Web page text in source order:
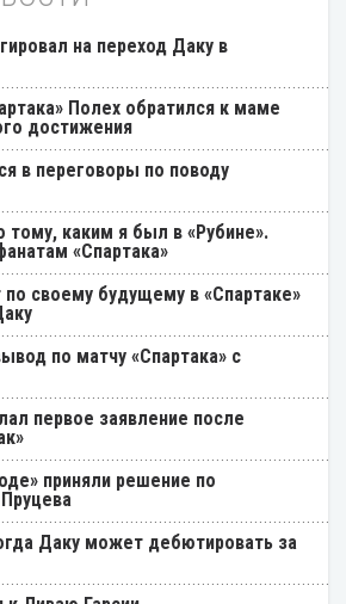
на переход Даку в
Полех обратился к маме
достижения
в переговоры по поводу
тому, каким я был в «Рубине».
«Спартака»
своему будущему в «Спартаке»
по матчу «Спартака» с
первое заявление после
приняли решение по
Даку может дебютировать за